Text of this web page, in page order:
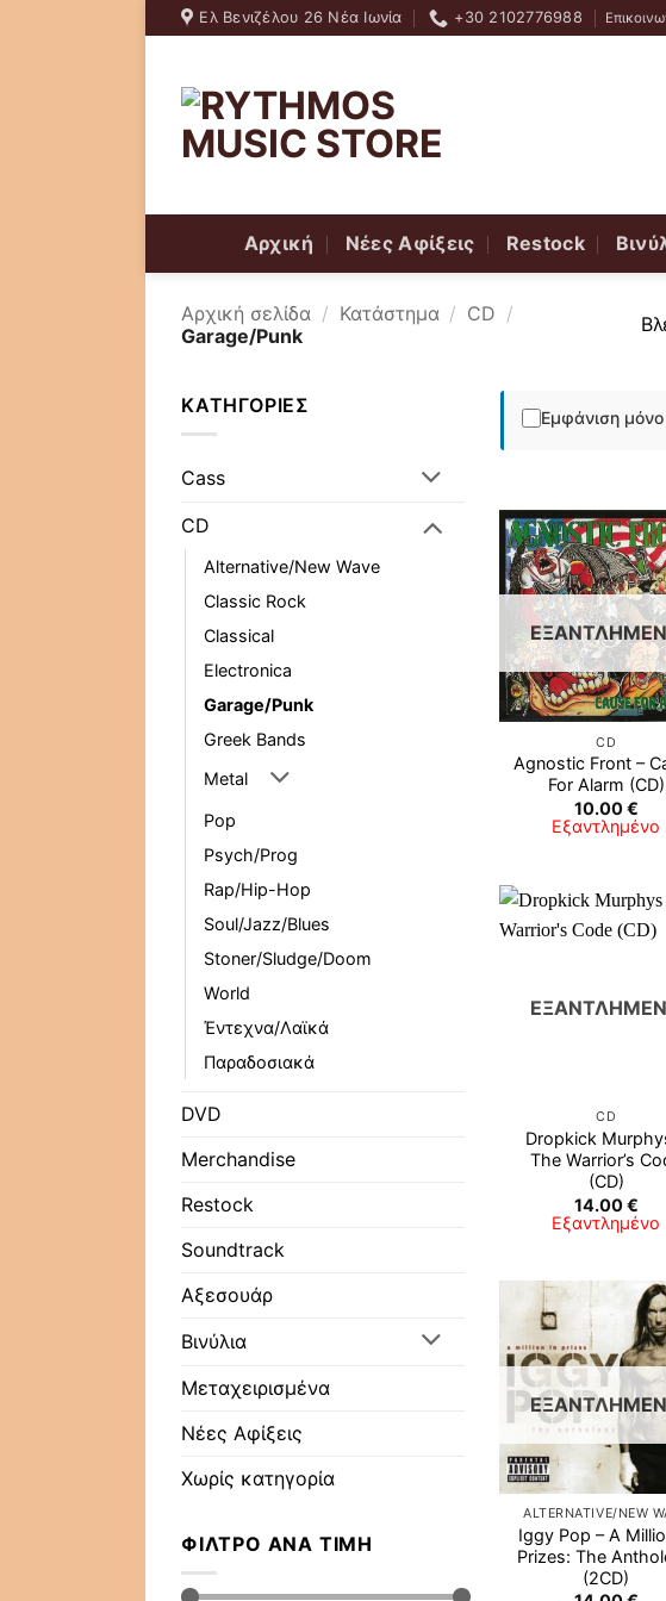
Skip
to
Ελ Βενιζέλου 26 Νέα Ιωνία +30 2102776988
Αρχική Νέες Αφίξεις Restock
Αρχική σελίδα / Κατάστημα / CD /
Garage/Punk
ΚΑΤΗΓΟΡΊΕΣ
Cass
CD
Alternative/New Wave
Classic Rock
Classical
Electronica
Garage/Punk
Greek Bands
Metal
Pop
Psych/Prog
Rap/Hip-Hop
Soul/Jazz/Blues
Stoner/Sludge/Doom
World
Έντεχνα/Λαϊκά
Παραδοσιακά
DVD
Merchandise
Restock
Soundtrack
Αξεσουάρ
Βινύλια
Μεταχειρισμένα
Νέες Αφίξεις
Χωρίς κατηγορία
ΦΊΛΤΡΟ ΑΝΆ ΤΙΜΉ
Εμφάνιση
CD
Agnostic Front ‎–
For Alarm (CD)
10.00€
Εξαντλημένο
CD
Dropkick
The Warrior’s
(CD)
14.00€
Εξαντλημένο
ALTERNATIVE/NEW
Iggy Pop ‎– A
Prizes: The
(2CD)